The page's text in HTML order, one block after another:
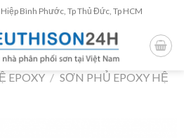
Bình Phước, Tp Thủ Đức, Tp HCM
EPOXY / SƠN PHỦ EPOXY HỆ